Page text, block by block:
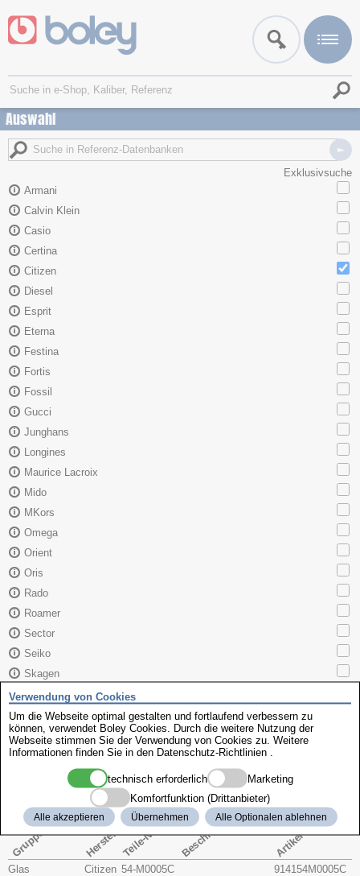
Auswahl
Exklusivsuche
Armani
Calvin Klein
Casio
Certina
Citizen
Diesel
Esprit
Eterna
Festina
Fortis
Fossil
Gucci
Junghans
Longines
Maurice Lacroix
Mido
MKors
Omega
Orient
Oris
Rado
Roamer
Sector
Seiko
Skagen
TAG Heuer
Tissot
Zenith
Citizen 4-078683
Gruppe HerstellerTeile-Nr. Beschreibung Artikel-Nr.
Glas Citizen 54-M0005C
914154M0005C
Verwendung von Cookies
Um die Webseite optimal gestalten und fortlaufend verbessern zu
können, verwendet Boley Cookies. Durch die weitere Nutzung der
Webseite stimmen Sie der Verwendung von Cookies zu. Weitere
Informationen finden Sie in den Datenschutz-Richtlinien
technisch erforderlich
Marketing
Komfortfunktion (Drittanbieter)
Alle akzeptieren Übernehmen Alle Optionalen ablehnen